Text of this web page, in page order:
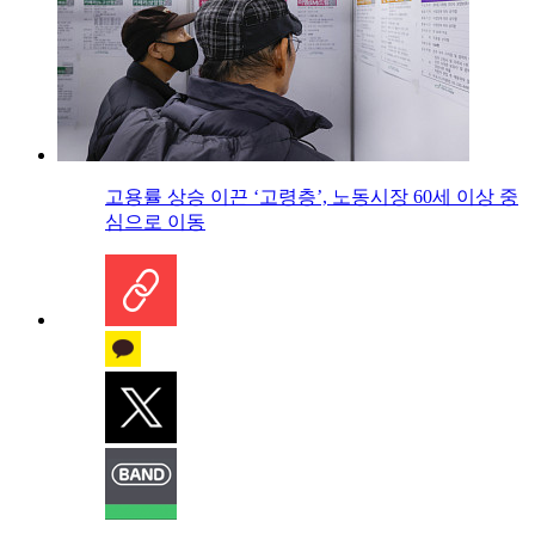
고용률 상승 이끈 ‘고령층’, 노동시장 60세 이상 중
심으로 이동